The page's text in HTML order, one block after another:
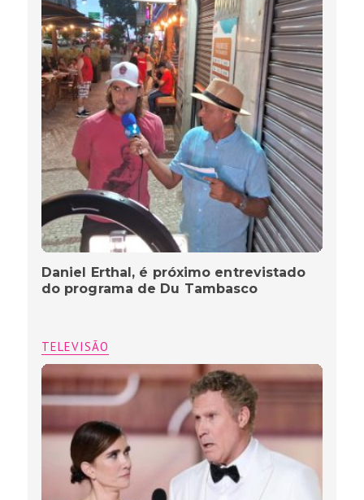
Daniel Erthal, é próximo entrevistado
do programa de Du Tambasco
TELEVISÃO